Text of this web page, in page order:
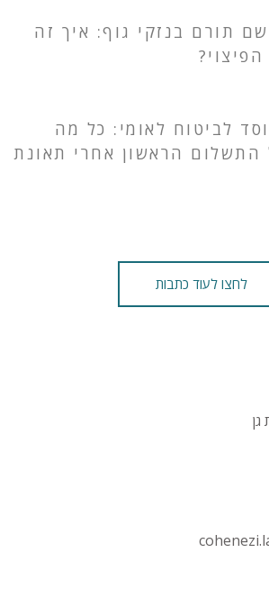
תורם בנזקי גוף: איך זה
לביטוח לאומי: כל מה
הראשון אחרי תאונת
לחצו לעוד כתבות